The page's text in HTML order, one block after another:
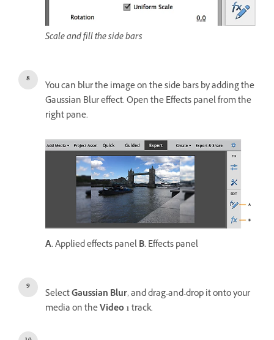
Scale and fill the side bars
You can blur the image on the side bars by adding the
Gaussian Blur effect. Open the Effects panel from the
right pane.
A.Applied effects panelB.Effects panel
SelectGaussian Blur, and drag-and-drop it onto your
media on theVideo 1track.